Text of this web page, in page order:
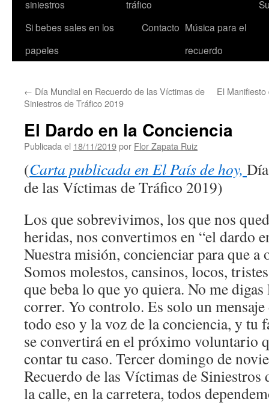
siniestros
tráfico
Si bebes sales en los
papeles
Contacto Música para el
recuerdo
← Día Mundial en Recuerdo de las Víctimas de
Siniestros de Tráfico 2019
El
El Dardo en la Conciencia
Publicada el 18/11/2019por Flor Zapata Ruiz
(Carta publicada en El País de hoy,
de las Víctimas de Tráfico 2019)
Los que sobrevivimos, los que nos
heridas, nos convertimos en “el dardo
Nuestra misión, concienciar para que a
Somos molestos, cansinos, locos,
que beba lo que yo quiera. No me
correr. Yo controlo. Es solo un mensaje
todo eso y la voz de la conciencia, y tu
se convertirá en el próximo voluntario
contar tu caso. Tercer domingo de
Recuerdo de las Víctimas de Siniestros
la calle, en la carretera, todos